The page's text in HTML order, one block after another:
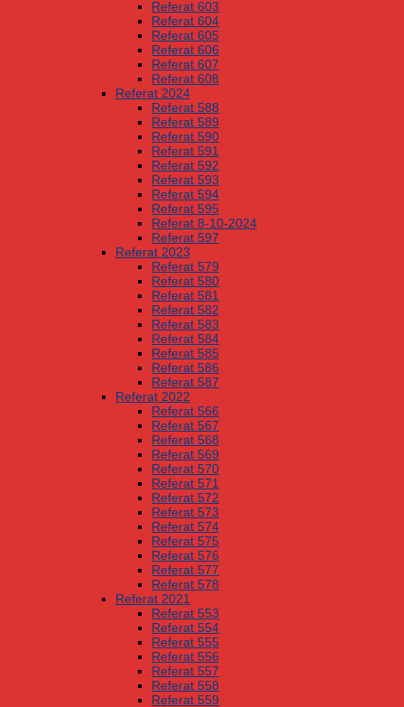
Referat 603
Referat 604
Referat 605
Referat 606
Referat 607
Referat 608
Referat 2024
Referat 588
Referat 589
Referat 590
Referat 591
Referat 592
Referat 593
Referat 594
Referat 595
Referat 8-10-2024
Referat 597
Referat 2023
Referat 579
Referat 580
Referat 581
Referat 582
Referat 583
Referat 584
Referat 585
Referat 586
Referat 587
Referat 2022
Referat 566
Referat 567
Referat 568
Referat 569
Referat 570
Referat 571
Referat 572
Referat 573
Referat 574
Referat 575
Referat 576
Referat 577
Referat 578
Referat 2021
Referat 553
Referat 554
Referat 555
Referat 556
Referat 557
Referat 558
Referat 559